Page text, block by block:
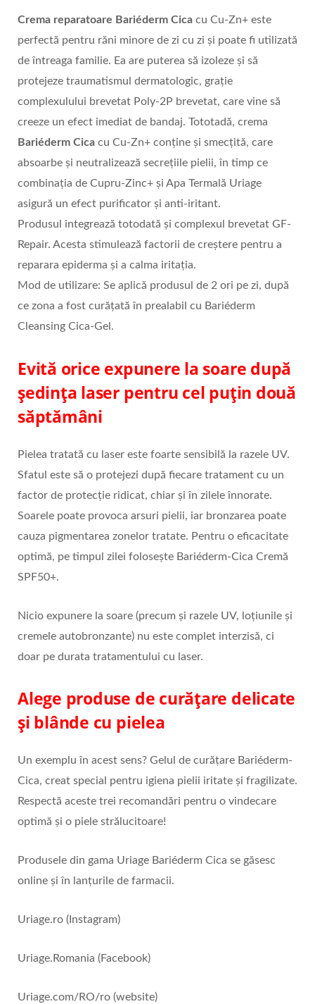
Crema reparatoare Bariéderm Cica cu Cu-Zn+ este
perfectă pentru răni minore de zi cu zi și poate fi utilizată
de întreaga familie. Ea are puterea să izoleze și să
protejeze traumatismul dermatologic, grație
complexulului brevetat Poly-2P brevetat, care vine să
creeze un efect imediat de bandaj. Tototadă, crema
Bariéderm Cica cu Cu-Zn+ conține și smecțită, care
absoarbe și neutralizează secrețiile pielii, în timp ce
combinația de Cupru-Zinc+ și Apa Termală Uriage
asigură un efect purificator și anti-iritant.
Produsul integrează totodată și complexul brevetat GF-
Repair. Acesta stimulează factorii de creștere pentru a
reparara epiderma și a calma iritația.
Mod de utilizare: Se aplică produsul de 2 ori pe zi, după
ce zona a fost curățată în prealabil cu Bariéderm
Cleansing Cica-Gel.
Evită orice expunere la soare după
ședința laser pentru cel puțin două
săptămâni
Pielea tratată cu laser este foarte sensibilă la razele UV.
Sfatul este să o protejezi după fiecare tratament cu un
factor de protecție ridicat, chiar și în zilele înnorate.
Soarele poate provoca arsuri pielii, iar bronzarea poate
cauza pigmentarea zonelor tratate. Pentru o eficacitate
optimă, pe timpul zilei folosește Bariéderm-Cica Cremă
SPF50+.
Nicio expunere la soare (precum și razele UV, loțiunile și
cremele autobronzante) nu este complet interzisă, ci
doar pe durata tratamentului cu laser.
Alege produse de curățare delicate
și blânde cu pielea
Un exemplu în acest sens? Gelul de curățare Bariéderm-
Cica, creat special pentru igiena pielii iritate și fragilizate.
Respectă aceste trei recomandări pentru o vindecare
optimă și o piele strălucitoare!
Produsele din gama Uriage Bariéderm Cica se găsesc
online și în lanțurile de farmacii.
Uriage.ro (Instagram)
Uriage.Romania (Facebook)
Uriage.com/RO/ro (website)